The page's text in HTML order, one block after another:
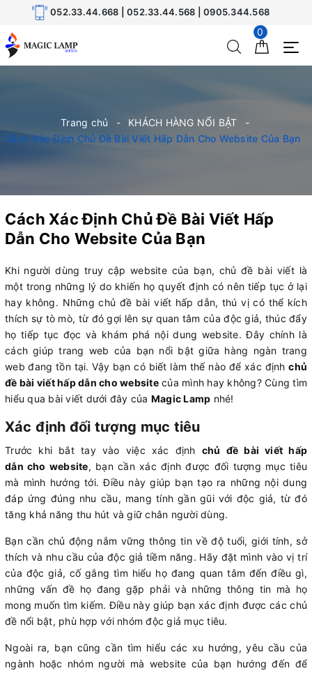
052.33.44.668 | 052.33.44.568 | 0905.344.568
0
Trang chủ
KHÁCH HÀNG NỔI BẬT
Cách Xác Định Chủ Đề Bài Viết Hấp Dẫn Cho Website Của Bạn
Cách Xác Định Chủ Đề Bài Viết Hấp
Dẫn Cho Website Của Bạn
Khi người dùng truy cập website của bạn, chủ đề bài viết là
một trong những lý do khiến họ quyết định có nên tiếp tục ở lại
hay không. Những chủ đề bài viết hấp dẫn, thú vị có thể kích
thích sự tò mò, từ đó gợi lên sự quan tâm của độc giả, thúc đẩy
họ tiếp tục đọc và khám phá nội dung website. Đây chính là
cách giúp trang web của bạn nổi bật giữa hàng ngàn trang
web đang tồn tại. Vậy bạn có biết làm thế nào để xác địnhchủ
đề bài viết hấp dẫn cho websitecủa mình hay không? Cùng tìm
hiểu qua bài viết dưới đây của Magic Lamp nhé!
Xác định đối tượng mục tiêu
Trước khi bắt tay vào việc xác định chủ đề bài viết hấp
dẫn cho website, bạn cần xác định được đối tượng mục tiêu
mà mình hướng tới. Điều này giúp bạn tạo ra những nội dung
đáp ứng đúng nhu cầu, mang tính gần gũi với độc giả, từ đó
tăng khả năng thu hút và giữ chân người dùng.
Bạn cần chủ động nắm vững thông tin về độ tuổi, giới tính, sở
thích và nhu cầu của độc giả tiềm năng. Hãy đặt mình vào vị trí
của độc giả, cố gắng tìm hiểu họ đang quan tâm đến điều gì,
những vấn đề họ đang gặp phải và những thông tin mà họ
mong muốn tìm kiếm. Điều này giúp bạn xác định được các chủ
đề nổi bật, phù hợp với nhóm độc giả mục tiêu.
Ngoài ra, bạn cũng cần tìm hiểu các xu hướng, yêu cầu của
ngành hoặc nhóm người mà website của bạn hướng đến để